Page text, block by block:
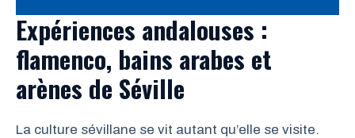
Expériences andalouses :
flamenco, bains arabes et
arènes de Séville
La culture sévillane se vit autant qu’elle se visite.